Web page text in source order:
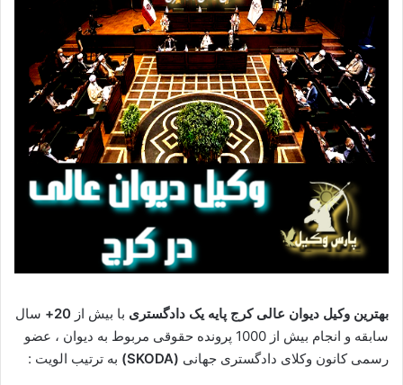
بهترین وکیل دیوان عالی کرج پایه یک دادگستری با بیش از 20+
سال
سابقه و انجام بیش از 1000 پرونده حقوقی مربوط به دیوان ، عضو
رسمی کانون وکلای دادگستری جهانی (SKODA) به ترتیب الویت :